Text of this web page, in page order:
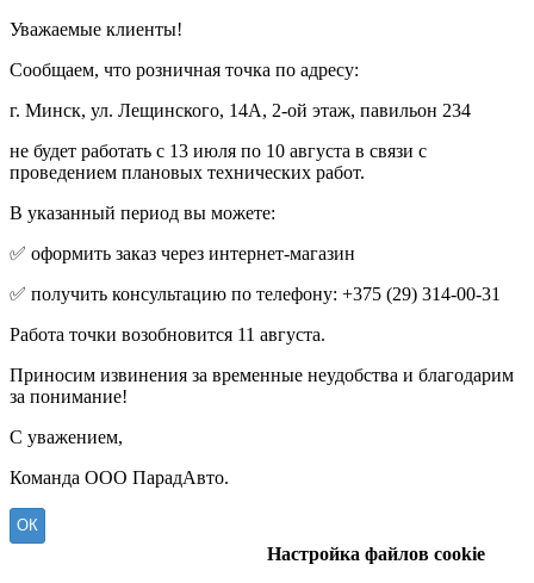
Уважаемые клиенты!
Сообщаем, что розничная точка по адресу:
г. Минск, ул. Лещинского, 14А, 2-ой этаж, павильон 234
не будет работать с 13 июля по 10 августа в связи с
проведением плановых технических работ.
В указанный период вы можете:
✅ оформить заказ через интернет-магазин
✅ получить консультацию по телефону: +375 (29) 314-00-31
Работа точки возобновится 11 августа.
Приносим извинения за временные неудобства и благодарим
за понимание!
С уважением,
Команда ООО ПарадАвто.
ОК
Настройка файлов cookie